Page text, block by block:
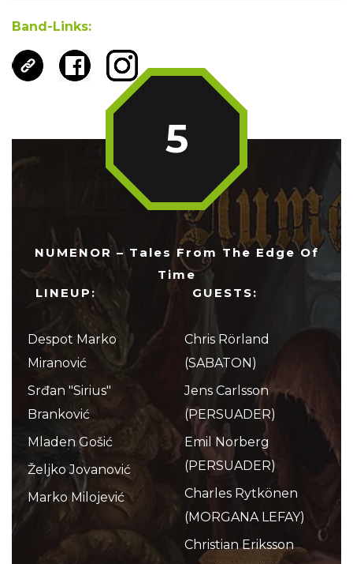
Band-Links:
NUMENOR – Tales From The Edge Of
Time
LINEUP:
Despot Marko
Miranović
Srđan "Sirius"
Branković
Mladen Gošić
Željko Jovanović
Marko Milojević
GUESTS:
Chris Rörland
(SABATON)
Jens Carlsson
(PERSUADER)
Emil Norberg
(PERSUADER)
Charles Rytkönen
(MORGANA LEFAY)
Christian Eriksson
5